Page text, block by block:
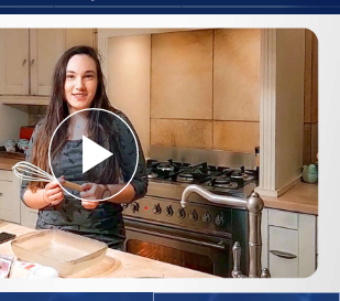
Play
Video